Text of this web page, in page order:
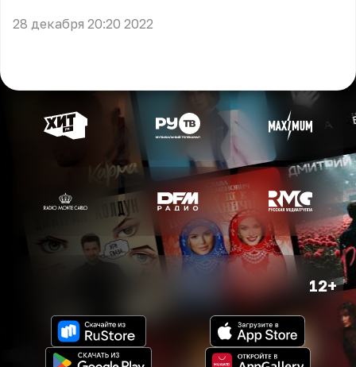
28 декабря 20:20 2022
12+